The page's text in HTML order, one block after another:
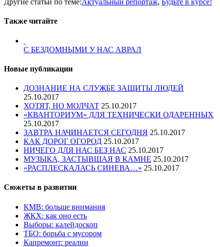
Другие статьи по теме:Актуальный репортаж, Будьте в курсе!
Также читайте
С БЕЗДОМНЫМИ У НАС АВРАЛ
Новые публикации
ДОЗНАНИЕ НА СЛУЖБЕ ЗАЩИТЫ ЛЮДЕЙ
25.10.2017
ХОТЯТ, НО МОЛЧАТ 25.10.2017
«КВАНТОРИУМ» ДЛЯ ТЕХНИЧЕСКИ ОДАРЕННЫХ
25.10.2017
ЗАВТРА НАЧИНАЕТСЯ СЕГОДНЯ 25.10.2017
КАК ДОРОГ ОГОРОД 25.10.2017
НИЧЕГО ДЛЯ НАС БЕЗ НАС 25.10.2017
МУЗЫКА, ЗАСТЫВШАЯ В КАМНЕ 25.10.2017
«РАСПЛЕСКАЛАСЬ СИНЕВА…» 25.10.2017
Сюжеты в развитии
КМВ: больше внимания
ЖКХ: как оно есть
Выборы: калейдоскоп
ТБО: борьба с мусором
Капремонт: реалии